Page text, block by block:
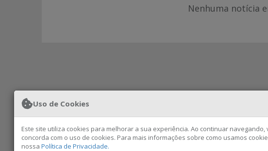
Nenhuma notícia
Uso de Cookies
Este site utiliza cookies para melhorar a sua experiência. Ao continuar navegando,
concorda com o uso de cookies. Para mais informações sobre como usamos
nossa Política de Privacidade.